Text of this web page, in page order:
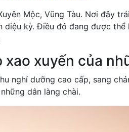
Mộc, Vũng Tàu. Nơi đây
diệu kỳ. Điều đó đang được
xuyến của
nghỉ dưỡng cao cấp, sang
dân làng chài.